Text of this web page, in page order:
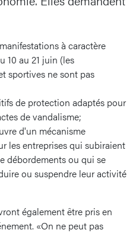
à caractère
10 au 21 juin (les
sportives ne sont pas
de protection adaptés pour
de vandalisme;
d'un mécanisme
les entreprises qui subiraient
débordements ou qui se
ou suspendre leur activité
également être pris en
«On ne peut pas